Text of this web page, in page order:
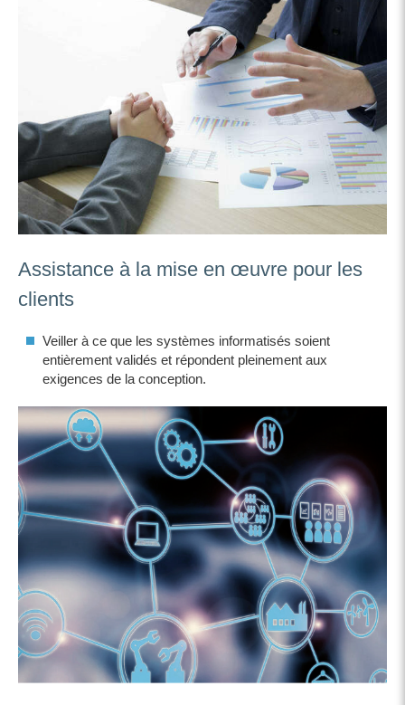
Assistance à la mise en œuvre pour les
clients
Veiller à ce que les systèmes informatisés soient
entièrement validés et répondent pleinement aux
exigences de la conception.